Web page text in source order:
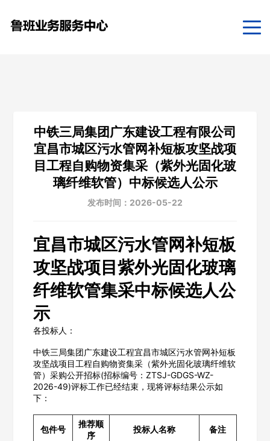
中铁三局集团广东建设工程有限公司
宜昌市城区污水管网补短板攻坚战项
目工程自购物资集采（紫外光固化玻
璃纤维软管）中标候选人公示
发布时间：2026-05-22
宜昌市城区污水管网补短板
攻坚战项目紫外光固化玻璃
纤维软管集采中标候选人公
示
各投标人：
中铁三局集团广东建设工程宜昌市城区污水管网补短板
攻坚战项目工程自购物资集采（紫外光固化玻璃纤维软
管）采购公开招标(招标编号：ZTSJ-GDGS-WZ-
2026-49)评标工作已经结束，现将评标结果公示如
下：
包件号
推荐顺
序
投标人名称 备注